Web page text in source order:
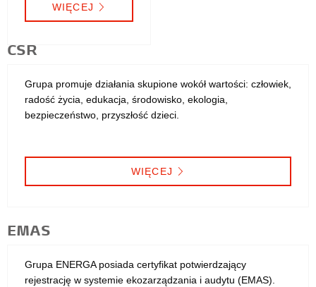
WIĘCEJ
CSR
Grupa promuje działania skupione wokół wartości: człowiek,
radość życia, edukacja, środowisko, ekologia,
bezpieczeństwo, przyszłość dzieci.
WIĘCEJ
EMAS
Grupa ENERGA posiada certyfikat potwierdzający
rejestrację w systemie ekozarządzania i audytu (EMAS).